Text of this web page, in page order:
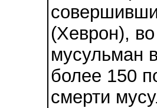
(Хеврон),
мусульман
более 150
смерти